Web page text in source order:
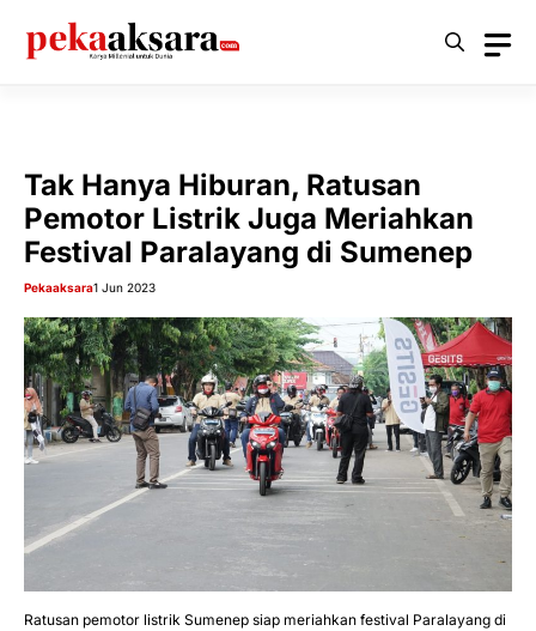
Tak Hanya Hiburan, Ratusan
Pemotor Listrik Juga Meriahkan
Festival Paralayang di Sumenep
Pekaaksara1 Jun 2023
Ratusan pemotor listrik Sumenep siap meriahkan festival Paralayang di